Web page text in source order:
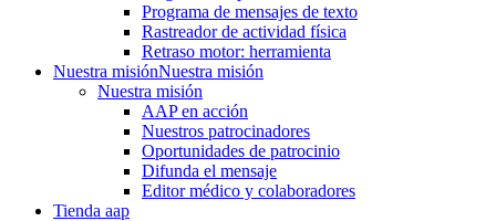
Programa de mensajes de texto
Rastre​​ador de activida​d física
Retraso motor: herramienta
Nuestra misiónNuestra misión
Nuestra misión
AAP en acción
Nuestros patrocinadores
Oportunidades de patrocinio
Difunda el mensaje
Editor médico y colaboradores
Tienda aap